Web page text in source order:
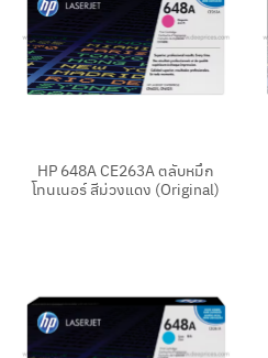
HP 648A CE263A ตลับหมึก
โทนเนอร์ สีม่วงแดง (Original)